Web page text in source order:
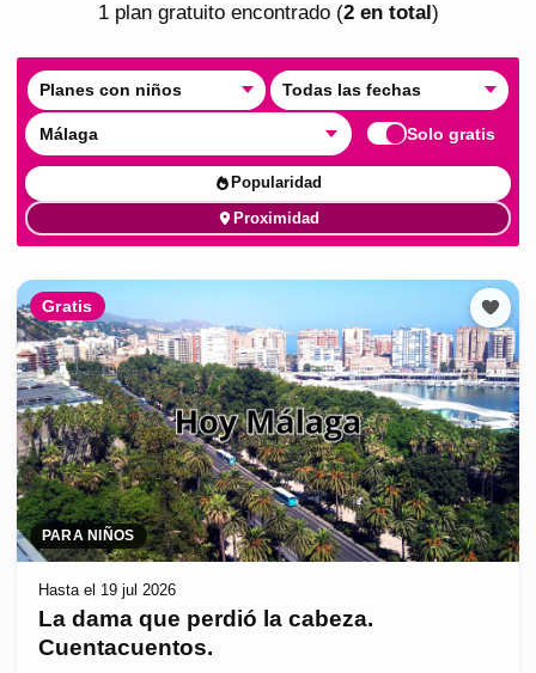
1plangratuitoencontrado(2en total )
Planes con niños Todas las fechas
Málaga Solo gratis
Popularidad
Proximidad
Gratis
PARA NIÑOS
Hasta el 19 jul 2026
La dama que perdió la cabeza.
Cuentacuentos.